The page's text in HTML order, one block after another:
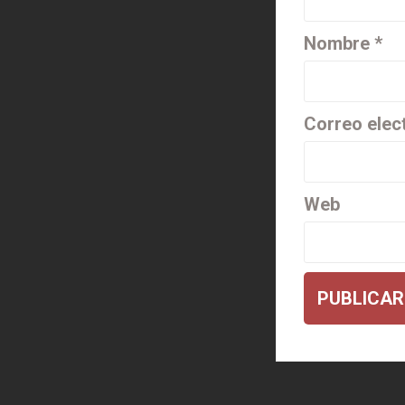
Nombre *
Correo
Web